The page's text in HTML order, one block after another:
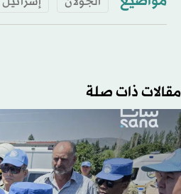
مقالات ذات صلة